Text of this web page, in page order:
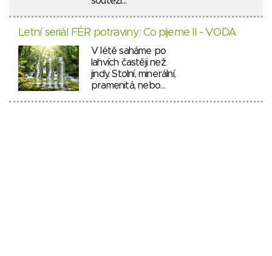
Letní seriál FÉR potraviny: Co pijeme II - VODA
V létě saháme po
lahvích častěji než
jindy. Stolní, minerální,
pramenitá, nebo…